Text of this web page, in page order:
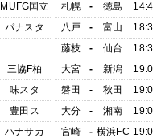
MUFG国立
パナスタ
三協F柏
味スタ
豊田ス
ハナサカ
札幌
- 徳島
八戸
- 富山
藤枝
- 仙台
大宮
- 新潟
磐田
- 秋田
大分
- 湘南
宮崎
- 横浜FC